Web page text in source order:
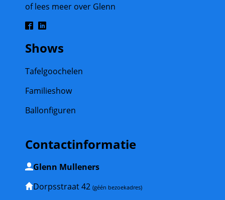
Contactinformatie
Glenn Mulleners
Dorpsstraat 42 (géén bezoekadres)
Shows
Tafelgoochelen
Familieshow
Ballonfiguren
of lees meer over Glenn